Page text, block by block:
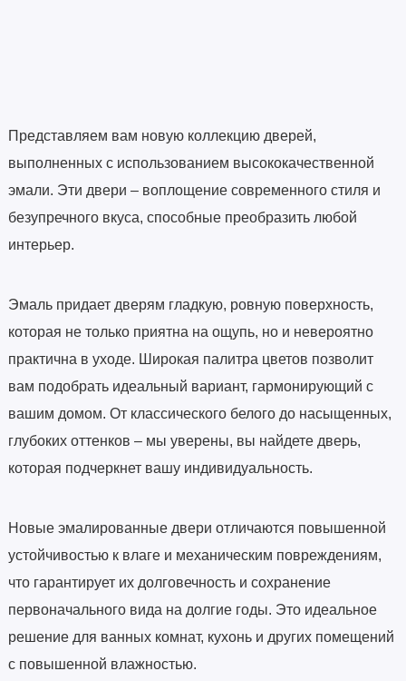
Представляем вам новую коллекцию дверей,
выполненных с использованием высококачественной
эмали. Эти двери – воплощение современного стиля и
безупречного вкуса, способные преобразить любой
интерьер.
Эмаль придает дверям гладкую, ровную поверхность,
которая не только приятна на ощупь, но и невероятно
практична в уходе. Широкая палитра цветов позволит
вам подобрать идеальный вариант, гармонирующий с
вашим домом. От классического белого до насыщенных,
глубоких оттенков – мы уверены, вы найдете дверь,
которая подчеркнет вашу индивидуальность.
Новые эмалированные двери отличаются повышенной
устойчивостью к влаге и механическим повреждениям,
что гарантирует их долговечность и сохранение
первоначального вида на долгие годы. Это идеальное
решение для ванных комнат, кухонь и других помещений
с повышенной влажностью.